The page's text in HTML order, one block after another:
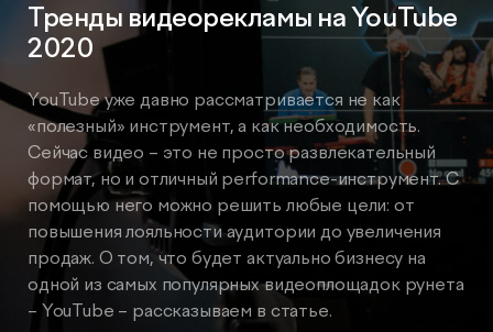
Тренды видеорекламы на YouTube
2020
YouTube уже давно рассматривается не как
«полезный» инструмент, а как необходимость.
Сейчас видео – это не просто развлекательный
формат, но и отличный performance-инструмент. С
помощью него можно решить любые цели: от
повышения лояльности аудитории до увеличения
продаж. О том, что будет актуально бизнесу на
одной из самых популярных видеоплощадок рунета
– YouTube – рассказываем в статье.